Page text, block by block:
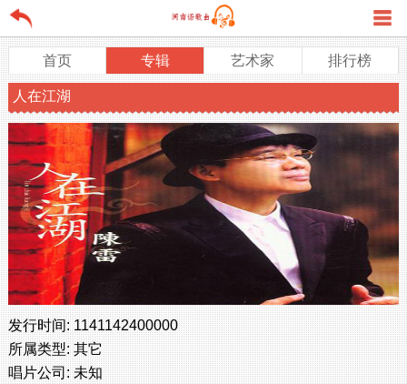
首页 专辑 艺术家 排行榜
人在江湖
发行时间: 1141142400000
所属类型: 其它
唱片公司: 未知